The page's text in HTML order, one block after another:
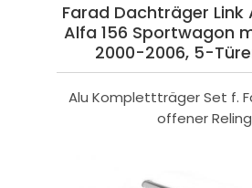
Farad Dachträger Link
Alfa 156 Sportwagon
2000-2006, 5-
Alu Komplettträger Set f.
offener Reling